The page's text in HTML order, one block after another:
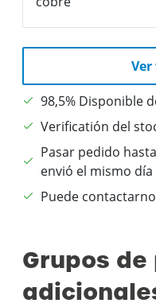
98,5% Disponible
Verificatión del
Pasar pedido
envió el mismo día
Puede
Grupos